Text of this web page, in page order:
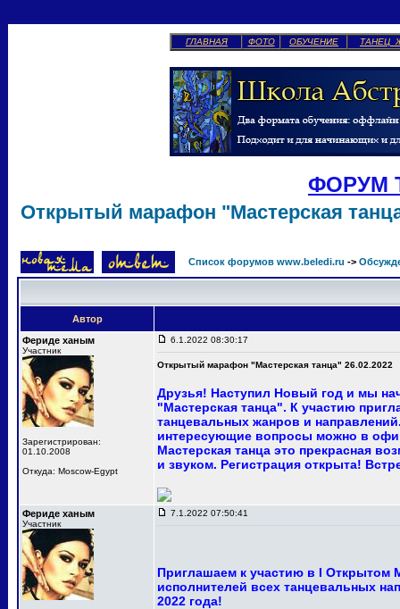
ГЛАВНАЯ ФОТО ОБУЧЕНИЕ ТАНЕЦ
ФОРУМ
Открытый марафон "Мастерская
Список форумов www.beledi.ru ->
Автор
Фериде ханым
Участник
Зарегистрирован:
01.10.2008
Откуда: Moscow-Egypt
6.1.2022 08:30:17
Открытый марафон "Мастерская танца" 26.02.2022
Друзья! Наступил Новый год и мы
"Мастерская танца". К участию
танцевальных жанров и
интересующие вопросы можно в
Мастерская танца это прекрасная
и звуком. Регистрация открыта!
Фериде ханым
Участник
7.1.2022 07:50:41
Приглашаем к участию в I
исполнителей всех танцевальных
2022 года!